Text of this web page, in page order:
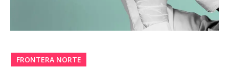
FRONTERA NORTE